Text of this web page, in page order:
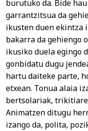
burutuko da. Bide
garrantzitsua da
ikusten duen ekintza
bakarra da gehiengo
ikusiko duela egingo
gonbidatu dugu
hartu daiteke parte,
etxean. Tonua alaia
bertsolariak,
Animatzen ditugu
izango da, polita,